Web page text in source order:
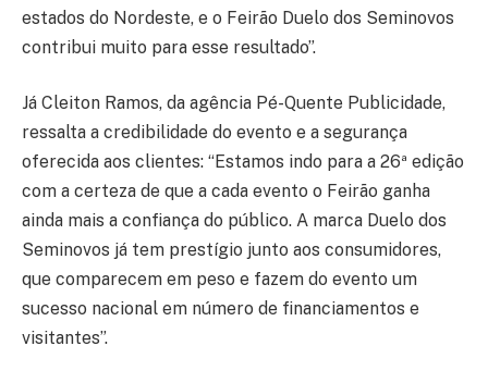
estados do Nordeste, e o Feirão Duelo dos Seminovos
contribui muito para esse resultado”.
Já Cleiton Ramos, da agência Pé-Quente Publicidade,
ressalta a credibilidade do evento e a segurança
oferecida aos clientes: “Estamos indo para a 26ª edição
com a certeza de que a cada evento o Feirão ganha
ainda mais a confiança do público. A marca Duelo dos
Seminovos já tem prestígio junto aos consumidores,
que comparecem em peso e fazem do evento um
sucesso nacional em número de financiamentos e
visitantes”.